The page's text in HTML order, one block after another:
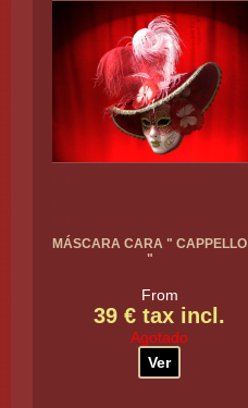
MÁSCARA CARA " CAPPELLO
"
From
39 € tax incl.
Agotado
Ver